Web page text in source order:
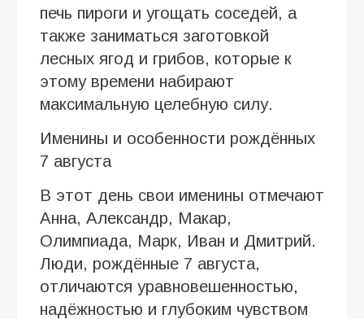
печь пироги и угощать соседей, а
также заниматься заготовкой
лесных ягод и грибов, которые к
этому времени набирают
максимальную целебную силу.
Именины и особенности рождённых
7 августа
В этот день свои именины отмечают
Анна, Александр, Макар,
Олимпиада, Марк, Иван и Дмитрий.
Люди, рождённые 7 августа,
отличаются уравновешенностью,
надёжностью и глубоким чувством